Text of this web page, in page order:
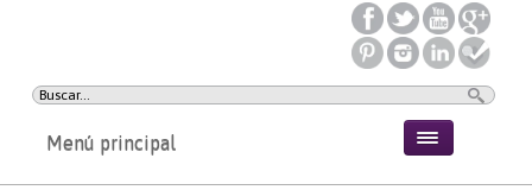
Menú principal